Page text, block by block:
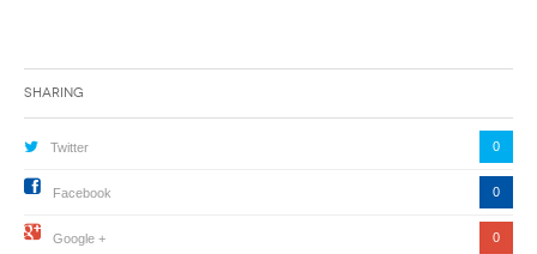
Sharing
Twitter 0
Facebook 0
Google + 0